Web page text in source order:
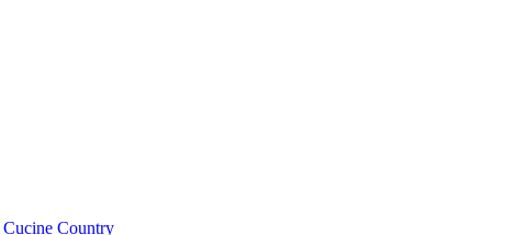
Cucine Country